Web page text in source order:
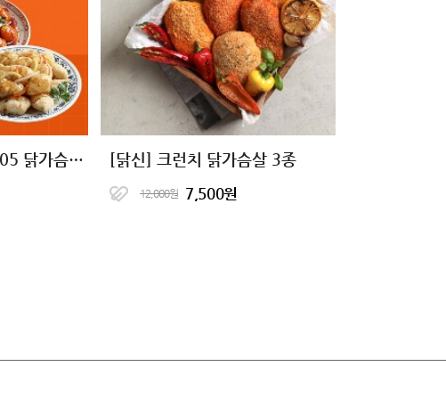
[5+5 특가] 성수동905 닭가슴살 꿔바로우&깐풍기 [닭신] 크런치 닭가슴살 3종
12,000원 7,500원